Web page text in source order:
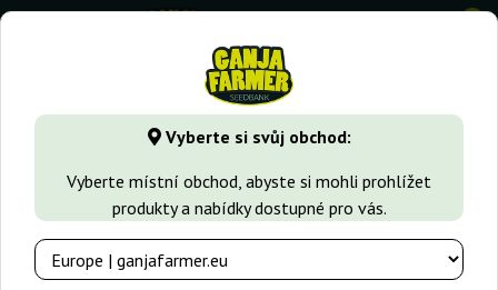
Vyberte si svůj obchod:
Vyberte místní obchod, abyste si mohli prohlížet
produkty a nabídky dostupné pro vás.
0
GanjaFarmer.cz Typy Semen Marihuany Feminizovaná